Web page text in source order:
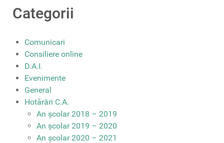
Categorii
Comunicari
Consiliere online
D.A.I.
Evenimente
General
Hotărâri C.A.
An școlar 2018 – 2019
An școlar 2019 – 2020
An școlar 2020 – 2021